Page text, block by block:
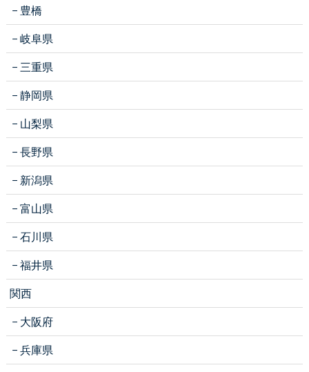
豊橋
岐阜県
三重県
静岡県
山梨県
長野県
新潟県
富山県
石川県
福井県
関西
大阪府
兵庫県